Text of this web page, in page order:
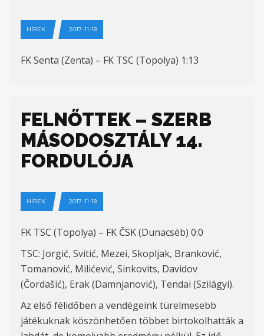
HÍREK 2017-11-18
FK Senta (Zenta) – FK TSC (Topolya) 1:13
FELNŐTTEK – SZERB
MÁSODOSZTÁLY 14.
FORDULÓJA
HÍREK 2017-11-18
FK TSC (Topolya) – FK ČSK (Dunacséb) 0:0
TSC: Jorgić, Svitić, Mezei, Skopljak, Branković,
Tomanović, Milićević, Sinkovits, Davidov
(Čordašić), Erak (Damnjanović), Tendai (Szilágyi).
Az első félidőben a vendégeink türelmesebb
játékuknak köszönhetően többet birtokolhatták a